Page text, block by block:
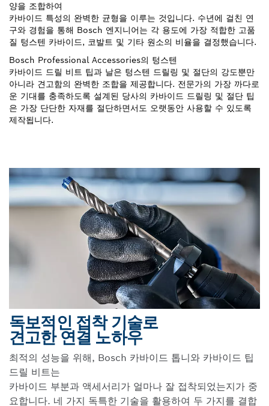
양을 조합하여
카바이드 특성의 완벽한 균형을 이루는 것입니다. 수년에 걸친 연
구와 경험을 통해 Bosch 엔지니어는 각 용도에 가장 적합한 고품
질 텅스텐 카바이드, 코발트 및 기타 원소의 비율을 결정했습니다.
Bosch Professional Accessories의 텅스텐
카바이드 드릴 비트 팁과 날은 텅스텐 드릴링 및 절단의 강도뿐만
아니라 견고함의 완벽한 조합을 제공합니다. 전문가의 가장 까다로
운 기대를 충족하도록 설계된 당사의 카바이드 드릴링 및 절단 팁
은 가장 단단한 자재를 절단하면서도 오랫동안 사용할 수 있도록
제작됩니다.
독보적인 접착 기술로
견고한 연결 노하우
최적의 성능을 위해, Bosch 카바이드 톱니와 카바이드 팁
드릴 비트는
카바이드 부분과 액세서리가 얼마나 잘 접착되었는지가 중
요합니다. 네 가지 독특한 기술을 활용하여 두 가지를 결합